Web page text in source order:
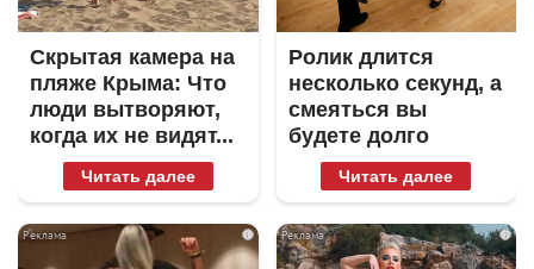
Скрытая камера на
пляже Крыма: Что
люди вытворяют,
когда их не видят...
Читать далее
Ролик длится
несколько секунд, а
смеяться вы
будете долго
Читать далее
i i